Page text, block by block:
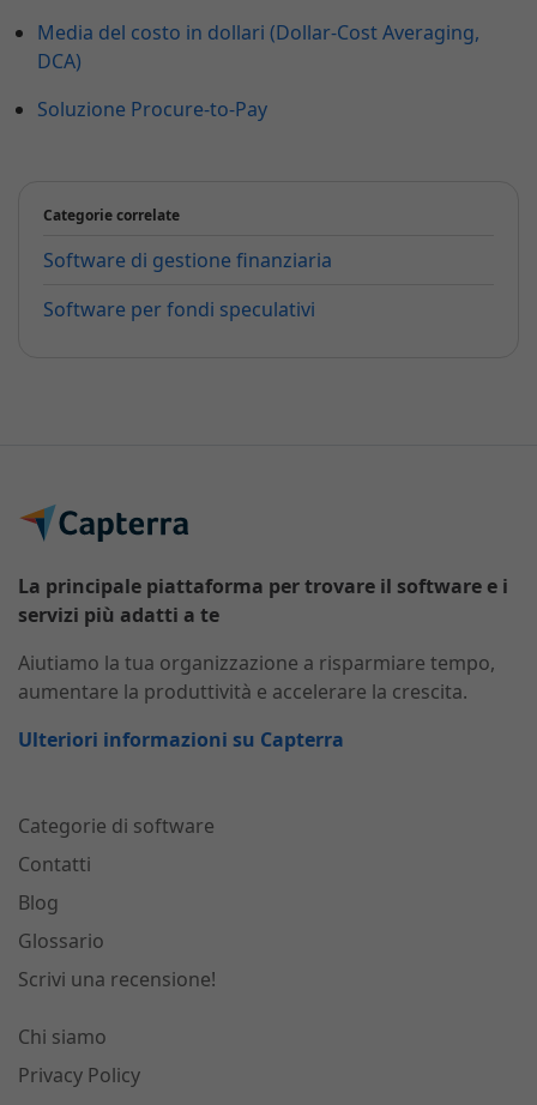
Media del costo in dollari (Dollar-Cost Averaging,
DCA)
Soluzione Procure-to-Pay
Categorie correlate
Software di gestione finanziaria
Software per fondi speculativi
La principale piattaforma per trovare il software e i
servizi più adatti a te
Aiutiamo la tua organizzazione a risparmiare tempo,
aumentare la produttività e accelerare la crescita.
Ulteriori informazioni su Capterra
Categorie di software
Contatti
Blog
Glossario
Scrivi una recensione!
Chi siamo
Privacy Policy